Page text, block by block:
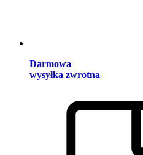
Darmowa
wysyłka zwrotna